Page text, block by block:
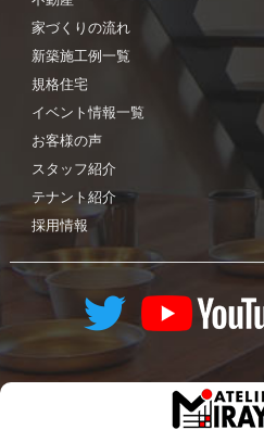
家づくりの流れ
新築施工例一覧
規格住宅
イベント情報一覧
お客様の声
スタッフ紹介
テナント紹介
採用情報